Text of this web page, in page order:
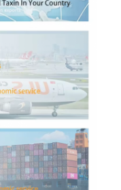
کارخانه تور
تماس با ما
حالا حرف بزن
حمل و نقل بین المللی